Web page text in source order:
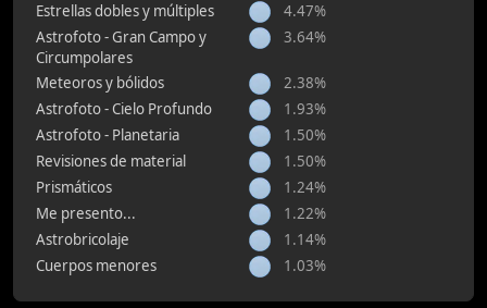
Estrellas dobles y múltiples
4.47%
Astrofoto - Gran Campo y
Circumpolares
3.64%
Meteoros y bólidos
2.38%
Astrofoto - Cielo Profundo
1.93%
Astrofoto - Planetaria
1.50%
Revisiones de material
1.50%
Prismáticos
1.24%
Me presento...
1.22%
Astrobricolaje
1.14%
Cuerpos menores
1.03%